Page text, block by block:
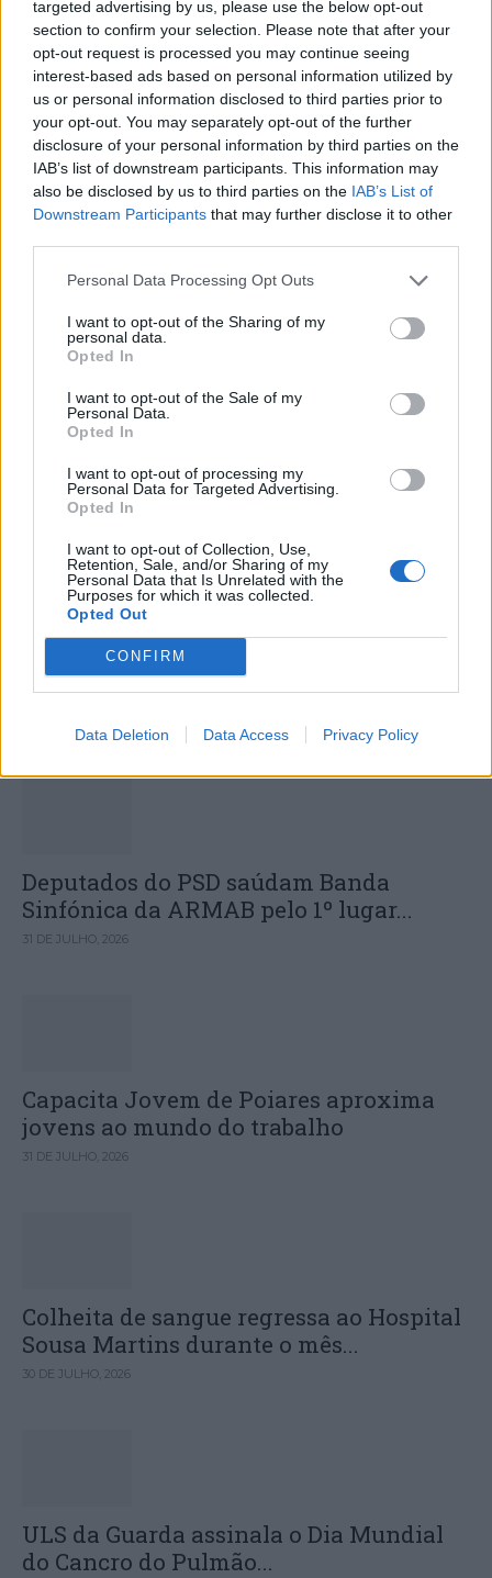
targeted advertising by us, please use the below opt-out
section to confirm your selection. Please note that after your
opt-out request is processed you may continue seeing
interest-based ads based on personal information utilized by
us or personal information disclosed to third parties prior to
your opt-out. You may separately opt-out of the further
disclosure of your personal information by third parties on the
IAB’s list of downstream participants. This information may
also be disclosed by us to third parties on the IAB’s List of
Downstream Participants that may further disclose it to other
Personal Data Processing Opt Outs
I want to opt-out of the Sharing of my
personal data.
Opted In
I want to opt-out of the Sale of my
Personal Data.
Opted In
I want to opt-out of processing my
Personal Data for Targeted Advertising.
Opted In
I want to opt-out of Collection, Use,
Retention, Sale, and/or Sharing of my
Personal Data that Is Unrelated with the
Purposes for which it was collected.
Opted Out
CONFIRM
Data Deletion Data Access Privacy Policy
jovens ao mundo do trabalho
Município de Góis entrega Kits
do projeto “Acolher em Comunidade”
Câmara Municipal de Oliveira do
Hospital volta a oferecer cadernos de
exercícios aos alunos do 1ª Ciclo
DESTAQUES
Deputados do PSD saúdam Banda
Sinfónica da ARMAB pelo 1º lugar...
31 DE JULHO, 2026
Capacita Jovem de Poiares aproxima
jovens ao mundo do trabalho
31 DE JULHO, 2026
Colheita de sangue regressa ao Hospital
Sousa Martins durante o mês...
30 DE JULHO, 2026
ULS da Guarda assinala o Dia Mundial
do Cancro do Pulmão...